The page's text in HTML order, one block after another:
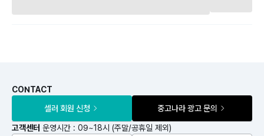
CONTACT
셀러 회원 신청
중고나라 광고 문의
고객센터 운영시간 : 09~18시 (주말/공휴일 제외)